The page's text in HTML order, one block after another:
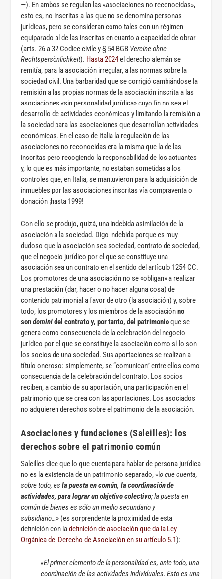
—). En ambos se regulan las «asociaciones no reconocidas»,
esto es, no inscritas a las que no se denomina personas
jurídicas, pero se consideran como tales con un régimen
equiparado al de las inscritas en cuanto a capacidad de obrar
(arts. 26 a 32 Codice civile y § 54 BGB Vereine ohne
Rechtspersönlichkeit). Hasta 2024el derecho alemán se
remitía, para la asociación irregular, a las normas sobre la
sociedad civil. Una barbaridad que se corrigió cambiándose la
remisión a las propias normas de la asociación inscrita a las
asociaciones «sin personalidad jurídica» cuyo fin no sea el
desarrollo de actividades económicas y limitando la remisión a
la sociedad para las asociaciones que desarrollan actividades
económicas. En el caso de Italia la regulación de las
asociaciones no reconocidas era la misma que la de las
inscritas pero recogiendo la responsabilidad de los actuantes
y, lo que es más importante, no estaban sometidas a los
controles que, en Italia, se mantuvieron para la adquisición de
inmuebles por las asociaciones inscritas vía compraventa o
donación ¡hasta 1999!
Con ello se produjo, quizá, una indebida asimilación de la
asociación a la sociedad. Digo indebida porque es muy
dudoso que la asociación sea sociedad, contrato de sociedad,
que el negocio jurídico por el que se constituye una
asociación sea un contrato en el sentido del artículo 1254 CC.
Los promotores de una asociación no se «obligan» a realizar
una prestación (dar, hacer o no hacer alguna cosa) de
contenido patrimonial a favor de otro (la asociación) y, sobre
todo, los promotores y los miembros de la asociaciónno
sondominidel contrato y, por tanto, del patrimonioque se
genera como consecuencia de la celebración del negocio
jurídico por el que se constituye la asociación como sí lo son
los socios de una sociedad. Sus aportaciones se realizan a
título oneroso: simplemente, se “comunican” entre ellos como
consecuencia de la celebración del contrato. Los socios
reciben, a cambio de su aportación, una participación en el
patrimonio que se crea con las aportaciones. Los asociados
no adquieren derechos sobre el patrimonio de la asociación.
Asociaciones y fundaciones (Saleilles): los
derechos sobre el patrimonio común
Saleilles dice que lo que cuenta para hablar de persona jurídica
no es la existencia de un patrimonio separado, «lo que cuenta,
sobre todo, esla puesta en común, la coordinación de
actividades, para lograr un objetivo colectivo; la puesta en
común de bienes es sólo un medio secundario y
subsidiario…» (es sorprendente la proximidad de esta
definición con ladefinición de asociación que da la Ley
Orgánica del Derecho de Asociación en su artículo 5.1):
«El primer elemento de la personalidad es, ante todo, una
coordinación de las actividades individuales. Esto es una